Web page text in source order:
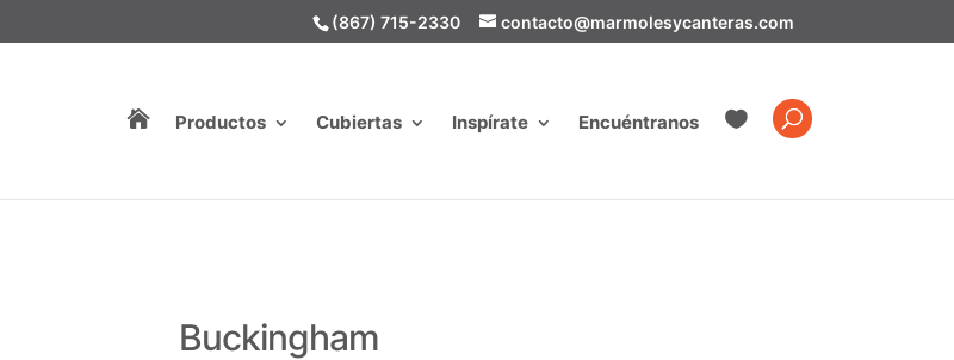
(867) 715-2330 contacto@marmolesycanteras.com
 Productos Cubiertas Inspírate Encuéntranos 
Buckingham